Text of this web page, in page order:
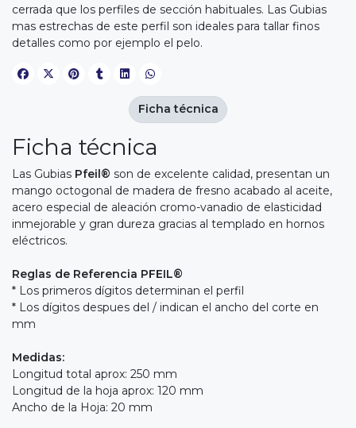
cerrada que los perfiles de sección habituales. Las Gubias
mas estrechas de este perfil son ideales para tallar finos
detalles como por ejemplo el pelo.
Ficha técnica
Las Gubias Pfeil® son de excelente calidad, presentan un
mango octogonal de madera de fresno acabado al aceite,
acero especial de aleación cromo-vanadio de elasticidad
inmejorable y gran dureza gracias al templado en hornos
eléctricos.
Reglas de Referencia PFEIL®
* Los primeros dígitos determinan el perfil
* Los dígitos despues del / indican el ancho del corte en
mm
Medidas:
Longitud total aprox: 250 mm
Longitud de la hoja aprox: 120 mm
Ancho de la Hoja: 20 mm
Ficha técnica